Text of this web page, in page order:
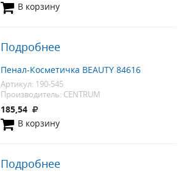
В корзину
Подробнее
Пенал-Косметичка BEAUTY 84616
Артикул: 190-545
Производитель: CENTRUM
185,54
В корзину
Подробнее